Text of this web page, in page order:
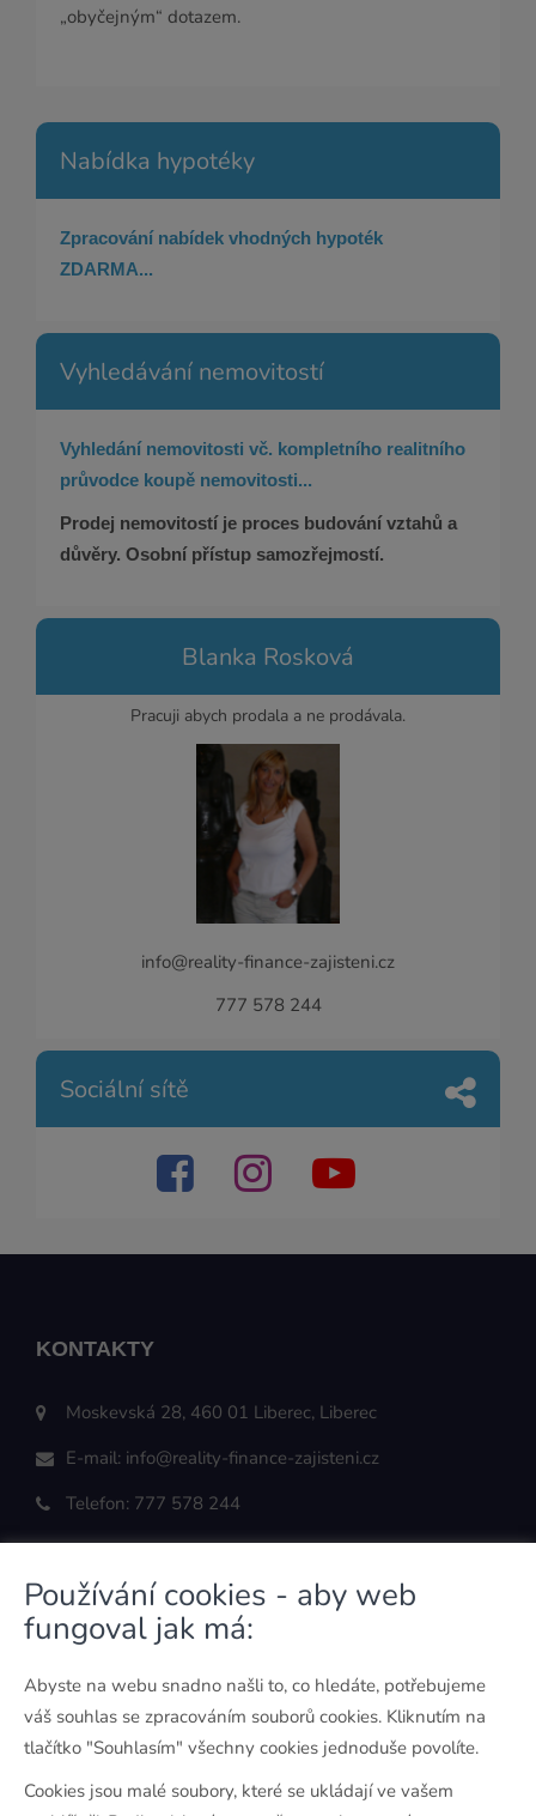
„obyčejným“ dotazem.
Nabídka hypotéky
Zpracování nabídek vhodných hypoték
ZDARMA...
Vyhledávání nemovitostí
Vyhledání nemovitosti vč. kompletního realitního
průvodce koupě nemovitosti...
Prodej nemovitostí je proces budování vztahů a
důvěry. Osobní přístup samozřejmostí.
Blanka Rosková
Pracuji abych prodala a ne prodávala.
info@reality-finance-zajisteni.cz
777 578 244
Sociální sítě
KONTAKTY
Moskevská 28, 460 01 Liberec, Liberec
E-mail: info@reality-finance-zajisteni.cz
Telefon: 777 578 244
ODKAZY
O mně
Kontakt
Používání cookies - aby web
fungoval jak má:
Abyste na webu snadno našli to, co hledáte, potřebujeme
váš souhlas se zpracováním souborů cookies. Kliknutím na
tlačítko "Souhlasím" všechny cookies jednoduše povolíte.
Cookies jsou malé soubory, které se ukládají ve vašem